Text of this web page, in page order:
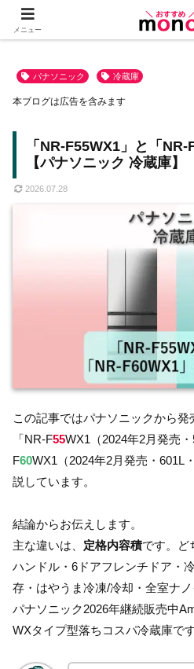
パナソニック 冷蔵庫
「NR-F55WX1」と「
【パナソニック 冷蔵庫】
2026.07.28
本ブログは広告を含みます
この記事ではパナソニックから
「NR-F55WX1（2024年2月発売
F60WX1（2024年2月発売・601L
説しています。
結論からお伝えします。
主な違いは、 定格内容積です。ど
ハンドル・6ドアフレンチドア・
存・はやうま冷凍/冷却・全室ナ
パナソニック2026年継続販売中
WXタイプ型落ちコスパ冷蔵庫です
メニュー